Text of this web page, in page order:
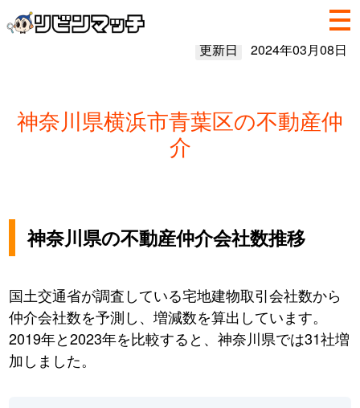
更新日 2024年03月08日
神奈川県横浜市青葉区の不動産仲
介
神奈川県の不動産仲介会社数推移
国土交通省が調査している宅地建物取引会社数から
仲介会社数を予測し、増減数を算出しています。
2019年と2023年を比較すると、神奈川県では31社増
加しました。